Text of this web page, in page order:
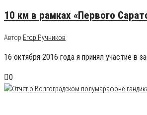
10 км в рамках «Первого
Автор Егор Ручников
16 октября 2016 года я принял участие в
0